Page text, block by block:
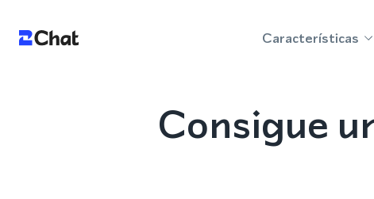
Características
Consigue